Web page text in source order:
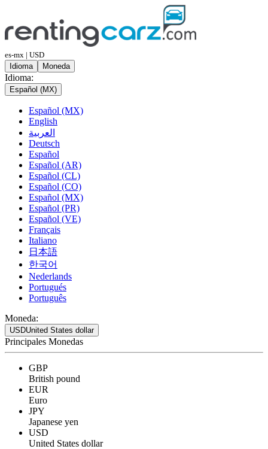
es-mx | USD
Idioma
Moneda
Idioma:
Español (MX)
Español (MX)
English
العربية
Deutsch
Español
Español (AR)
Español (CL)
Español (CO)
Español (MX)
Español (PR)
Español (VE)
Français
Italiano
日本語
한국어
Nederlands
Portugués
Português
Moneda:
USDUnited States dollar
Principales Monedas
GBP
British pound
EUR
Euro
JPY
Japanese yen
USD
United States dollar